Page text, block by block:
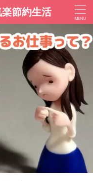
節約生活